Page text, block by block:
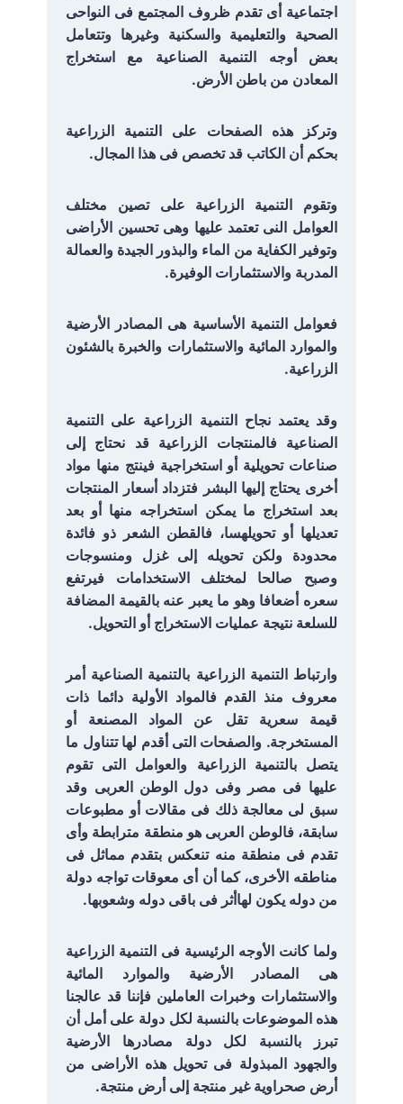
اجتماعية أى تقدم ظروف المجتمع فى النواحى
الصحية والتعليمية والسكنية وغيرها وتتعامل
بعض أوجه التنمية الصناعية مع استخراج
المعادن من باطن الأرض.
وتركز هذه الصفحات على التنمية الزراعية
بحكم أن الكاتب قد تخصص فى هذا المجال.
وتقوم التنمية الزراعية على تصين مختلف
العوامل النى تعتمد عليها وهى تحسين الأراضى
وتوفير الكفاية من الماء والبذور الجيدة والعمالة
المدربة والاستثمارات الوفيرة.
فعوامل التنمية الأساسية هى المصادر الأرضية
والموارد المائية والاستثمارات والخبرة بالشئون
الزراعية.
وقد يعتمد نجاح التنمية الزراعية على التنمية
الصناعية فالمنتجات الزراعية قد نحتاج إلى
صناعات تحويلية أو استخراجية فينتج منها مواد
أخرى يحتاج إليها البشر فتزداد أسعار المنتجات
بعد استخراج ما يمكن استخراجه منها أو بعد
تعديلها أو تحويلهسا، فالقطن الشعر ذو فائدة
محدودة ولكن تحويله إلى غزل ومنسوجات
وصبح صالحا لمختلف الاستخدامات فيرتفع
سعره أضعافا وهو ما يعبر عنه بالقيمة المضافة
للسلعة نتيجة عمليات الاستخراج أو التحويل.
وارتباط التنمية الزراعية بالتنمية الصناعية أمر
معروف منذ القدم فالمواد الأولية دائما ذات
قيمة سعرية تقل عن المواد المصنعة أو
المستخرجة. والصفحات التى أقدم لها تتناول ما
يتصل بالتنمية الزراعية والعوامل التى تقوم
عليها فى مصر وفى دول الوطن العربى وقد
سبق لى معالجة ذلك فى مقالات أو مطبوعات
سابقة، فالوطن العربى هو منطقة مترابطة وأى
تقدم فى منطقة منه تنعكس بتقدم مماثل فى
مناطقه الأخرى، كما أن أى معوقات تواجه دولة
من دوله يكون لهاأثر فى باقى دوله وشعوبها.
ولما كانت الأوجه الرئيسية فى التنمية الزراعية
هى المصادر الأرضية والموارد المائية
والاستثمارات وخبرات العاملين فإننا قد عالجنا
هذه الموضوعات بالنسبة لكل دولة على أمل أن
تبرز بالنسبة لكل دولة مصادرها الأرضية
والجهود المبذولة فى تحويل هذه الأراضى من
أرض صحراوية غير منتجة إلى أرض منتجة.